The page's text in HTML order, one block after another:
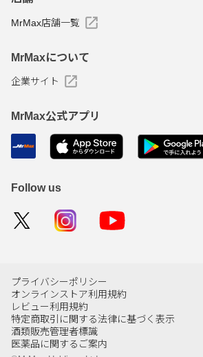
MrMax店舗一覧
MrMaxについて
企業サイト
MrMax公式アプリ
Follow us
プライバシーポリシー
オンラインストア利用規約
レビュー利用規約
特定商取引に関する法律に基づく表示
酒類販売管理者標識
医薬品に関するご案内